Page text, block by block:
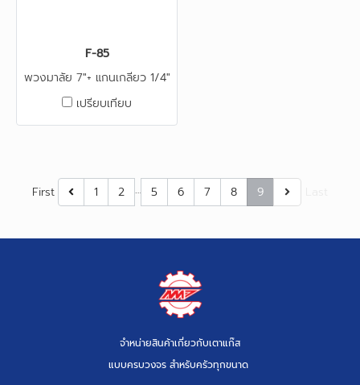
F-85
พวงมาลัย 7"+ แกนเกลียว 1/4"
เปรียบเทียบ
First 1 2 … 5 6 7 8 9
จำหน่ายสินค้าเกี่ยวกับเตาแก๊ส
แบบครบวงจร สำหรับครัวทุกขนาด